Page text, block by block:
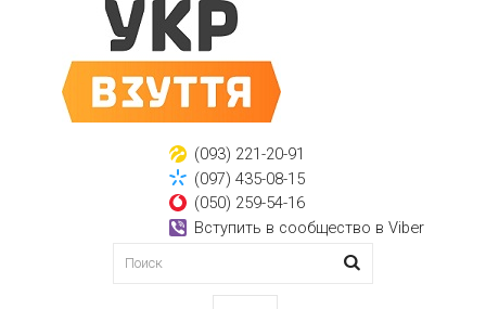
(093) 221-20-91
(097) 435-08-15
(050) 259-54-16
Вступить в сообщество в Viber